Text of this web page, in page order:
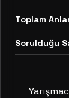
Toplam
Sorulduğu